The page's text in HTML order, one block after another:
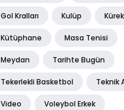
Gol Kralları Kulüp Kürek
Kütüphane Masa Tenisi
Meydan Tarihte Bugün
Tekerlekli Basketbol Teknik
Video Voleybol Erkek